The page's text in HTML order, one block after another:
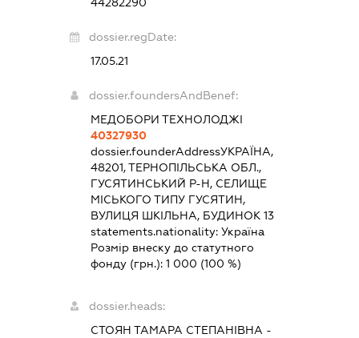
dossier.regDate:
17.05.21
dossier.foundersAndBenef:
МЕДОБОРИ ТЕХНОЛОДЖІ
40327930
dossier.founderAddressУКРАЇНА,
48201, ТЕРНОПІЛЬСЬКА ОБЛ.,
ГУСЯТИНСЬКИЙ Р-Н, СЕЛИЩЕ
МІСЬКОГО ТИПУ ГУСЯТИН,
ВУЛИЦЯ ШКІЛЬНА, БУДИНОК 13
statements.nationality: Україна
Розмір внеску до статутного
фонду (грн.): 1 000 (100 %)
dossier.heads:
СТОЯН ТАМАРА СТЕПАНІВНА -